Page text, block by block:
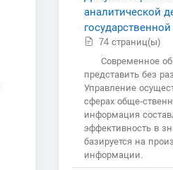
аналитической
74 страниц(ы)
Современное
представить без
Управление
сферах обще-
информация
эффективность в
базируется на
информации.